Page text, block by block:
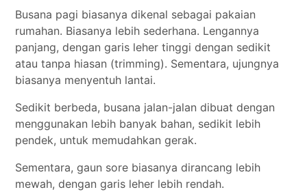
Busana pagi biasanya dikenal sebagai pakaian
rumahan. Biasanya lebih sederhana. Lengannya
panjang, dengan garis leher tinggi dengan sedikit
atau tanpa hiasan (trimming). Sementara, ujungnya
biasanya menyentuh lantai.
Sedikit berbeda, busana jalan-jalan dibuat dengan
menggunakan lebih banyak bahan, sedikit lebih
pendek, untuk memudahkan gerak.
Sementara, gaun sore biasanya dirancang lebih
mewah, dengan garis leher lebih rendah.